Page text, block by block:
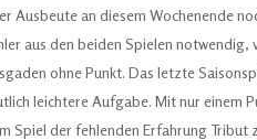
Ausbeute an diesem Wochenende
aus den beiden Spielen
ohne Punkt. Das letzte
leichtere Aufgabe. Mit nur einem
Spiel der fehlenden Erfahrung